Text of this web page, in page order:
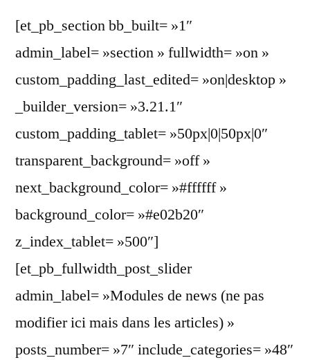
[et_pb_section bb_built= »1″
admin_label= »section » fullwidth= »on »
custom_padding_last_edited= »on|desktop »
_builder_version= »3.21.1″
custom_padding_tablet= »50px|0|50px|0″
transparent_background= »off »
next_background_color= »#ffffff »
background_color= »#e02b20″
z_index_tablet= »500″]
[et_pb_fullwidth_post_slider
admin_label= »Modules de news (ne pas
modifier ici mais dans les articles) »
posts_number= »7″ include_categories= »48″